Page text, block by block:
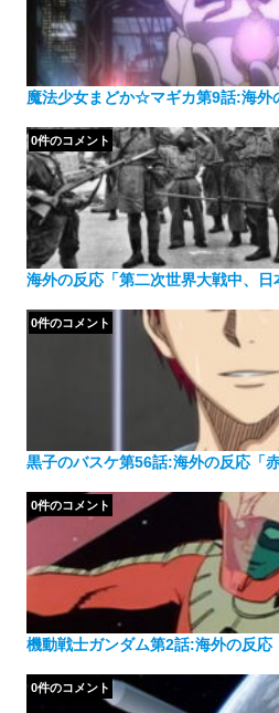
魔法少女まどか☆マギカ第9話:海外
海外の反応「第二次世界大戦中、
0件のコメント
黒子のバスケ第56話:海外の反応「
0件のコメント
機動戦士ガンダム第2話:海外の反応
0件のコメント
0件のコメント